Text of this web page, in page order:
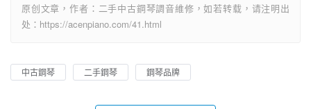
原创文章，作者：二手中古鋼琴調音維修，如若转载，请注明出
处：https://acenpiano.com/41.html
中古鋼琴 二手鋼琴 鋼琴品牌